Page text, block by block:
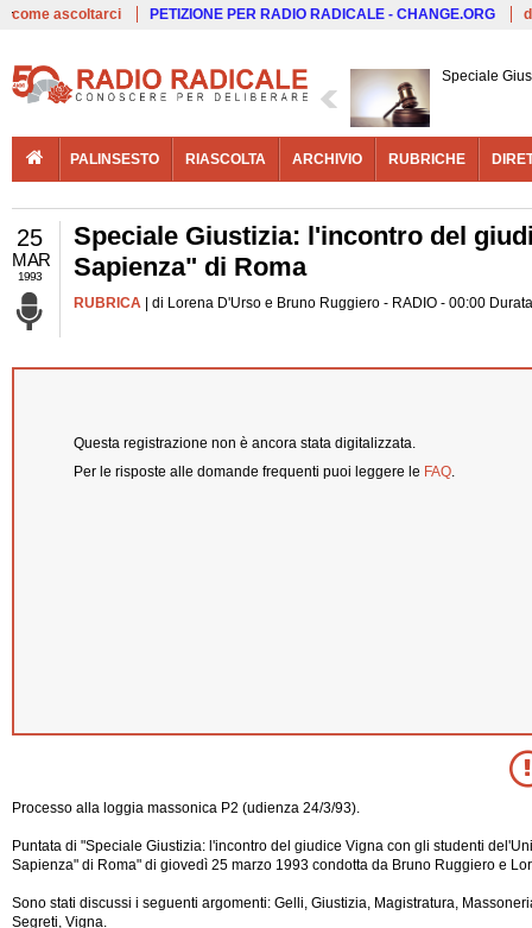
come ascoltarci PETIZIONE PER RADIO RADICALE - CHANGE.ORG
Speciale
PALINSESTO RIASCOLTA ARCHIVIO RUBRICHE
25
MAR
1993
Speciale Giustizia: l'incontro del
Sapienza" di Roma
RUBRICA | di Lorena D'Urso e Bruno Ruggiero - RADIO - 00:00
Questa registrazione non è ancora stata digitalizzata.
Per le risposte alle domande frequenti puoi leggere le FAQ.
Processo alla loggia massonica P2 (udienza 24/3/93).
Puntata di "Speciale Giustizia: l'incontro del giudice Vigna con gli studenti
Sapienza" di Roma" di giovedì 25 marzo 1993 condotta da Bruno Ruggiero e
Sono stati discussi i seguenti argomenti: Gelli, Giustizia, Magistratura,
Segreti, Vigna.